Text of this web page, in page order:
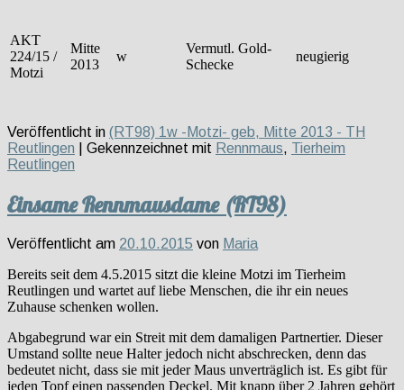
AKT
224/15 /
Motzi
Mitte
2013
w
Vermutl. Gold-
Schecke
neugierig
Veröffentlicht in (RT98) 1w -Motzi- geb, Mitte 2013 - TH
Reutlingen
Gekennzeichnet mit Rennmaus, Tierheim
Reutlingen
Einsame Rennmausdame (RT98)
Veröffentlicht am 20.10.2015 von Maria
Bereits seit dem 4.5.2015 sitzt die kleine Motzi im Tierheim
Reutlingen und wartet auf liebe Menschen, die ihr ein neues
Zuhause schenken wollen.
Abgabegrund war ein Streit mit dem damaligen Partnertier. Dieser
Umstand sollte neue Halter jedoch nicht abschrecken, denn das
bedeutet nicht, dass sie mit jeder Maus unverträglich ist. Es gibt für
jeden Topf einen passenden Deckel. Mit knapp über 2 Jahren gehört